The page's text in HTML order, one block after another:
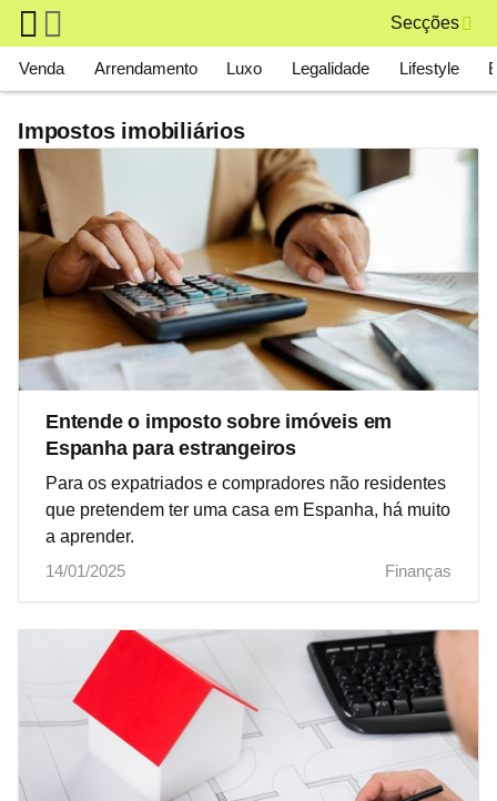
Skip to main content
Secções
Main navigation
Venda Arrendamento Luxo Legalidade Lifestyle
Impostos imobiliários
Entende o imposto sobre imóveis em
Espanha para estrangeiros
Para os expatriados e compradores não residentes
que pretendem ter uma casa em Espanha, há muito
a aprender.
14/01/2025
Finanças